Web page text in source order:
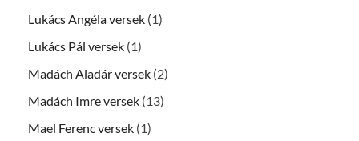
Lukács Angéla versek (1)
Lukács Pál versek (1)
Madách Aladár versek (2)
Madách Imre versek (13)
Mael Ferenc versek (1)